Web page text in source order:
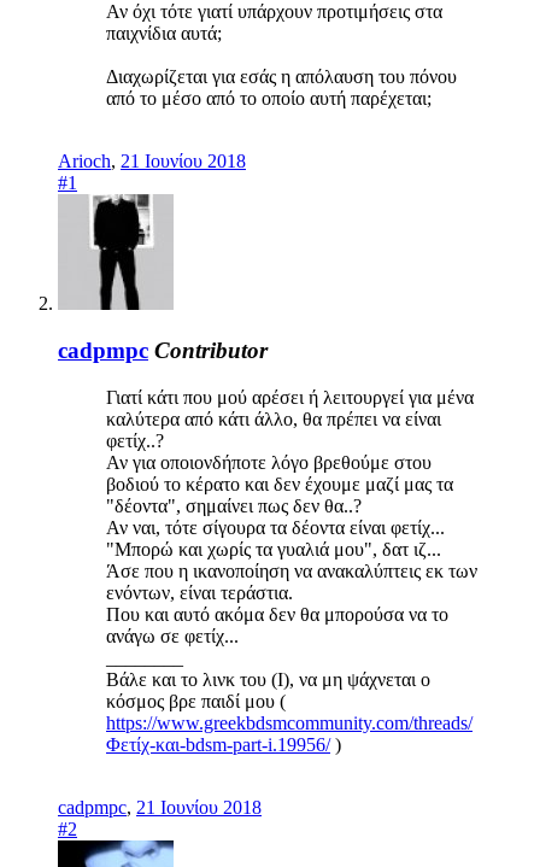
Αν όχι τότε γιατί υπάρχουν προτιμήσεις στα
παιχνίδια αυτά;
Διαχωρίζεται για εσάς η απόλαυση του πόνου
από το μέσο από το οποίο αυτή παρέχεται;
Arioch, 21 Ιουνίου 2018
#1
cadpmpc Contributor
Γιατί κάτι που μού αρέσει ή λειτουργεί για μένα
καλύτερα από κάτι άλλο, θα πρέπει να είναι
φετίχ..?
Αν για οποιονδήποτε λόγο βρεθούμε στου
βοδιού το κέρατο και δεν έχουμε μαζί μας τα
"δέοντα", σημαίνει πως δεν θα..?
Αν ναι, τότε σίγουρα τα δέοντα είναι φετίχ...
"Μπορώ και χωρίς τα γυαλιά μου", δατ ιζ...
Άσε που η ικανοποίηση να ανακαλύπτεις εκ των
ενόντων, είναι τεράστια.
Που και αυτό ακόμα δεν θα μπορούσα να το
ανάγω σε φετίχ...
Βάλε και το λινκ του (Ι), να μη ψάχνεται ο
κόσμος βρε παιδί μου (
https://www.greekbdsmcommunity.com/threads/
Φετίχ-και-bdsm-part-i.19956/)
cadpmpc, 21 Ιουνίου 2018
#2